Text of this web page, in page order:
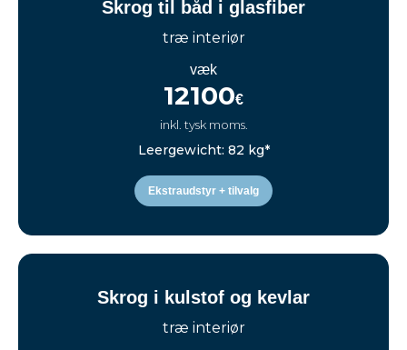
Skrog til båd i glasfiber
træ interiør
væk
12100€
inkl. tysk moms.
Leergewicht: 82 kg*
Ekstraudstyr + tilvalg
Skrog i kulstof og kevlar
træ interiør